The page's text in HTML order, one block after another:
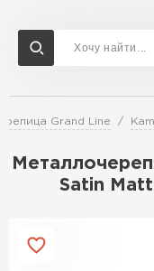
Grand Line
Satin
Доставка и
Перейти в каталог